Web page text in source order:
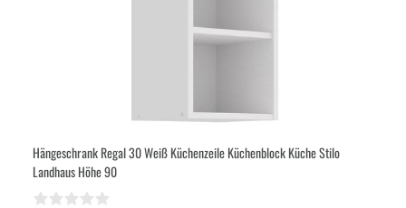
Hängeschrank Regal 30 Weiß Küchenzeile Küchenblock Küche Stilo
Landhaus Höhe 90